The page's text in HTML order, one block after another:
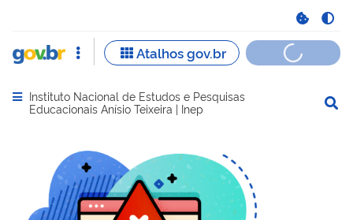
Abrir menu principal de navegação
Instituto Nacional de Estudos e Pesquisas
Educacionais Anísio Teixeira | Inep